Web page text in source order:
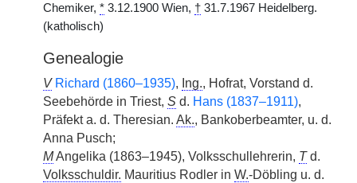
Chemiker, * 3.12.1900 Wien, † 31.7.1967 Heidelberg.
(katholisch)
Genealogie
V Richard (1860–1935), Ing., Hofrat, Vorstand d.
Seebehörde in Triest, S d. Hans (1837–1911),
Präfekt a. d. Theresian. Ak., Bankoberbeamter, u. d.
Anna Pusch;
MAngelika (1863–1945), Volksschullehrerin, Td.
Volksschuldir. Mauritius Rodler in W.-Döbling u. d.